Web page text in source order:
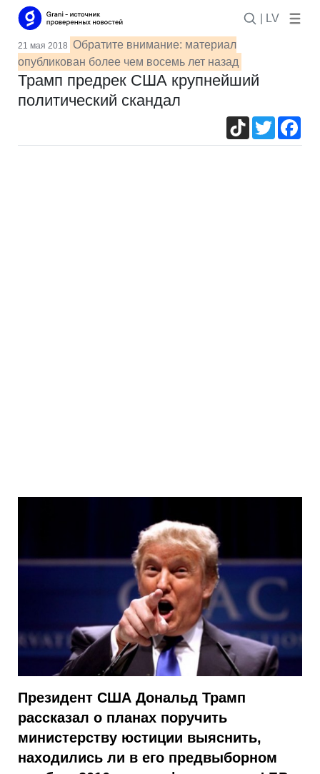
| LV
21 мая 2018 Обратите внимание: материал
опубликован более чем восемь лет назад
Трамп предрек США крупнейший
политический скандал
TikTokTwitter
Президент США Дональд Трамп
рассказал о планах поручить
министерству юстиции выяснить,
находились ли в его предвыборном